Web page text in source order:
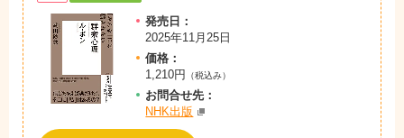
発売日：
2025年11月25日
価格：
1,210円
（税込み）
お問合せ先：
NHK出版